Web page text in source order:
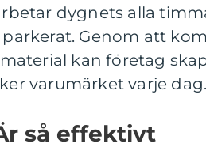
dygnets alla
Genom att
kan företag
varumärket varje dag.
så effektivt